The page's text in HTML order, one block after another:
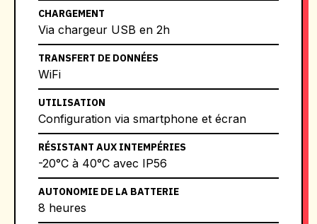
CHARGEMENT
Via chargeur USB en 2h
TRANSFERT DE DONNÉES
WiFi
UTILISATION
Configuration via smartphone et écran
RÉSISTANT AUX INTEMPÉRIES
-20°C à 40°C avec IP56
AUTONOMIE DE LA BATTERIE
8 heures